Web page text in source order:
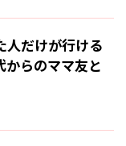
人だけが行ける
からのママ友と